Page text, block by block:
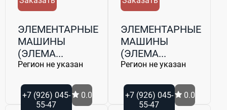
ЭЛЕМЕНТАРНЫЕ
МАШИНЫ
(ЭЛЕМА...
Регион не указан
+7 (926) 045-
55-47
0.0
ЭЛЕМЕНТАРНЫЕ
МАШИНЫ
(ЭЛЕМА...
Регион не указан
+7 (926) 045-
55-47
0.0